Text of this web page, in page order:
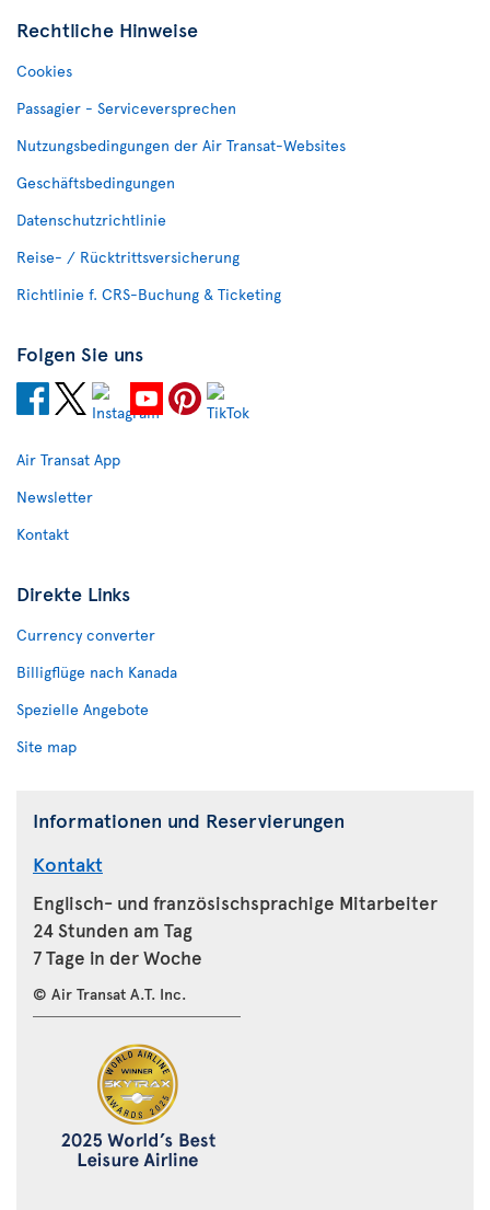
Rechtliche Hinweise
Cookies
Passagier - Serviceversprechen
Nutzungsbedingungen der Air Transat-Websites
Geschäftsbedingungen
Datenschutzrichtlinie
Reise- / Rücktrittsversicherung
Richtlinie f. CRS-Buchung & Ticketing
Folgen Sie uns
Air Transat App
Newsletter
Kontakt
Direkte Links
Currency converter
Billigflüge nach Kanada
Spezielle Angebote
Site map
Informationen und Reservierungen
Kontakt
Englisch- und französischsprachige Mitarbeiter
24 Stunden am Tag
7 Tage in der Woche
© Air Transat A.T. Inc.